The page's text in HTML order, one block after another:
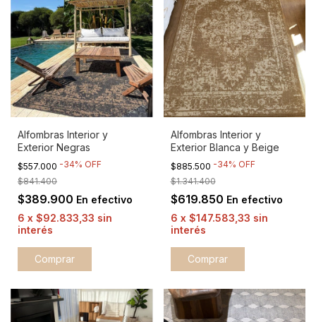
Alfombras Interior y
Exterior Negras
$557.000 -34% OFF
$841.400
$389.900 En efectivo
6 x $92.833,33 sin
interés
Comprar
Alfombras Interior y
Exterior Blanca y Beige
$885.500 -34% OFF
$1.341.400
$619.850 En efectivo
6 x $147.583,33 sin
interés
Comprar